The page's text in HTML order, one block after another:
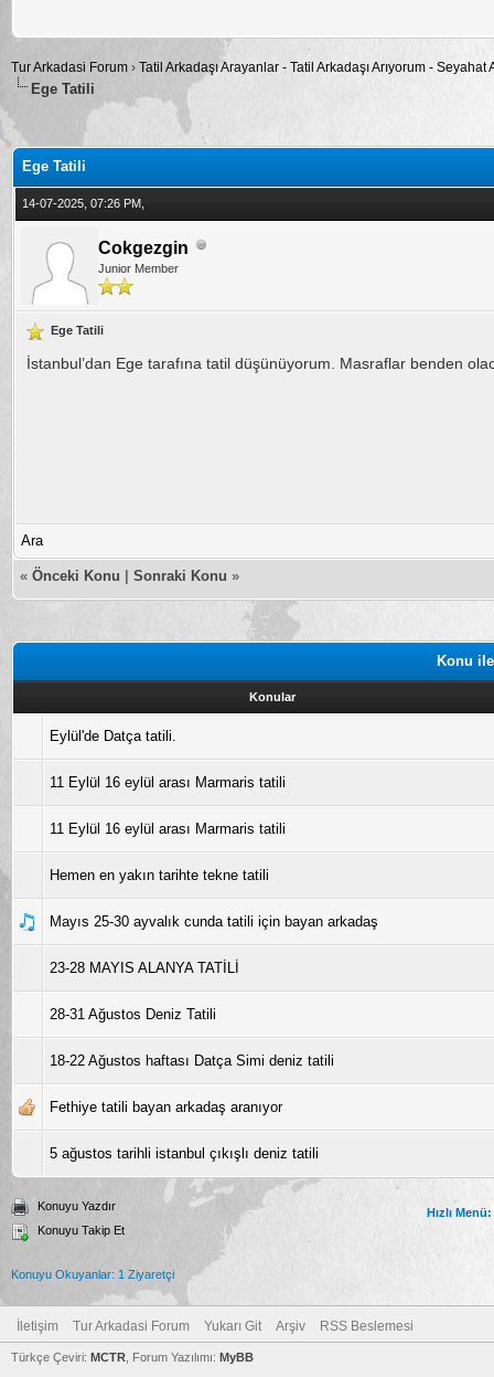
Tur Arkadasi Forum › Tatil Arkadaşı Arayanlar - Tatil Arkadaşı Arıyorum -
Ege Tatili
0
Ege Tatili
14-07-2025, 07:26 PM,
Cokgezgin
Junior Member
Ege Tatili
İstanbul’dan Ege tarafına tatil düşünüyorum. Masraflar benden
Ara
« Önceki Konu Sonraki Konu »
Konu
Konular
Eylül'de Datça tatili.
11 Eylül 16 eylül arası Marmaris tatili
11 Eylül 16 eylül arası Marmaris tatili
Hemen en yakın tarihte tekne tatili
Mayıs 25-30 ayvalık cunda tatili için bayan arkadaş
23-28 MAYIS ALANYA TATİLİ
28-31 Ağustos Deniz Tatili
18-22 Ağustos haftası Datça Simi deniz tatili
Fethiye tatili bayan arkadaş aranıyor
5 ağustos tarihli istanbul çıkışlı deniz tatili
Konuyu Yazdır
Konuyu Takip Et
Hızlı Menü:
Konuyu Okuyanlar: 1 Ziyaretçi
İletişim Tur Arkadasi Forum Yukarı Git Arşiv RSS Beslemesi
Türkçe Çeviri: MCTR , Forum Yazılımı: MyBB